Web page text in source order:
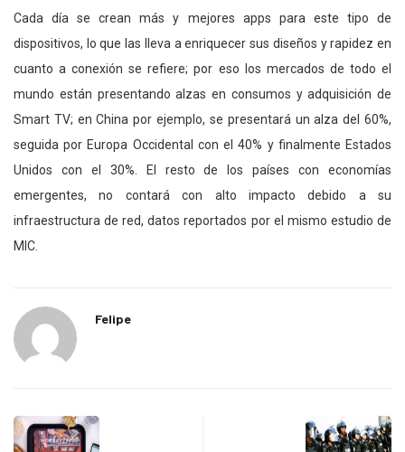
Cada día se crean más y mejores apps para este tipo de
dispositivos, lo que las lleva a enriquecer sus diseños y rapidez en
cuanto a conexión se refiere; por eso los mercados de todo el
mundo están presentando alzas en consumos y adquisición de
Smart TV; en China por ejemplo, se presentará un alza del 60%,
seguida por Europa Occidental con el 40% y finalmente Estados
Unidos con el 30%. El resto de los países con economías
emergentes, no contará con alto impacto debido a su
infraestructura de red, datos reportados por el mismo estudio de
MIC.
Felipe